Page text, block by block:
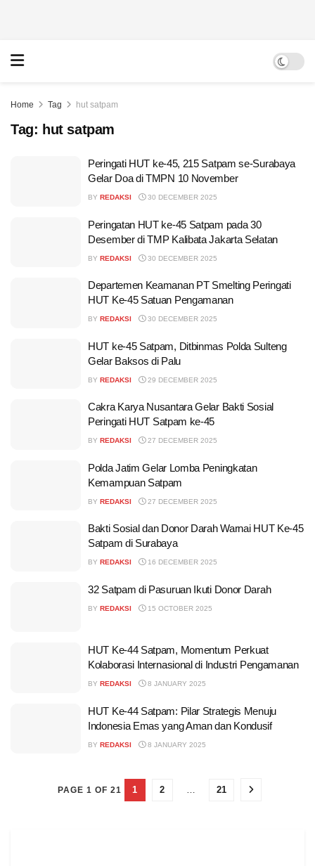
Home Tag hut satpam
Tag: hut satpam
Peringati HUT ke-45, 215 Satpam se-Surabaya
Gelar Doa di TMPN 10 November
BY REDAKSI 30 DECEMBER 2025
Peringatan HUT ke-45 Satpam pada 30
Desember di TMP Kalibata Jakarta Selatan
BY REDAKSI 30 DECEMBER 2025
Departemen Keamanan PT Smelting Peringati
HUT Ke-45 Satuan Pengamanan
BY REDAKSI 30 DECEMBER 2025
HUT ke-45 Satpam, Ditbinmas Polda Sulteng
Gelar Baksos di Palu
BY REDAKSI 29 DECEMBER 2025
Cakra Karya Nusantara Gelar Bakti Sosial
Peringati HUT Satpam ke-45
BY REDAKSI 27 DECEMBER 2025
Polda Jatim Gelar Lomba Peningkatan
Kemampuan Satpam
BY REDAKSI 27 DECEMBER 2025
Bakti Sosial dan Donor Darah Warnai HUT Ke-45
Satpam di Surabaya
BY REDAKSI 16 DECEMBER 2025
32 Satpam di Pasuruan Ikuti Donor Darah
BY REDAKSI 15 OCTOBER 2025
HUT Ke-44 Satpam, Momentum Perkuat
Kolaborasi Internasional di Industri Pengamanan
BY REDAKSI 8 JANUARY 2025
HUT Ke-44 Satpam: Pilar Strategis Menuju
Indonesia Emas yang Aman dan Kondusif
BY REDAKSI 8 JANUARY 2025
PAGE 1 OF 21 1 2 … 21